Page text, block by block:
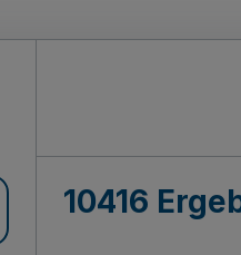
10416